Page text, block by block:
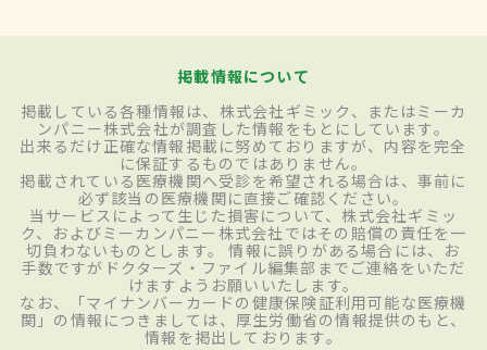
掲載情報について
掲載している各種情報は、株式会社ギミック、またはミーカ
ンパニー株式会社が調査した情報をもとにしています。
出来るだけ正確な情報掲載に努めておりますが、内容を完全
に保証するものではありません。
掲載されている医療機関へ受診を希望される場合は、事前に
必ず該当の医療機関に直接ご確認ください。
当サービスによって生じた損害について、株式会社ギミッ
ク、およびミーカンパニー株式会社ではその賠償の責任を一
切負わないものとします。 情報に誤りがある場合には、お
手数ですがドクターズ・ファイル編集部までご連絡をいただ
けますようお願いいたします。
なお、「マイナンバーカードの健康保険証利用可能な医療機
関」の情報につきましては、厚生労働省の情報提供のもと、
情報を掲出しております。